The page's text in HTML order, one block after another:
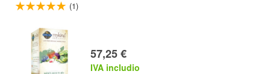
(1)
57,25 €
IVA includio